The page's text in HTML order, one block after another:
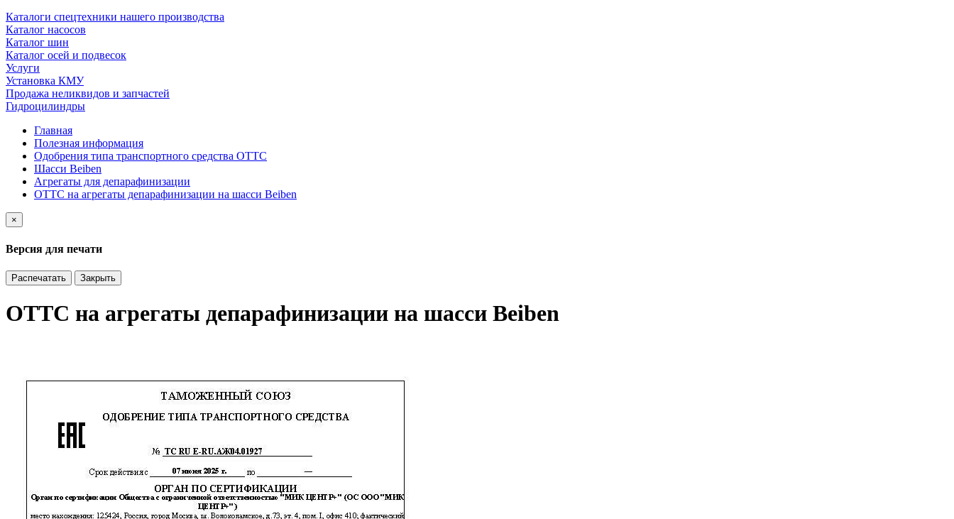
Каталоги спецтехники нашего производства
Каталог насосов
Каталог шин
Каталог осей и подвесок
Услуги
Установка КМУ
Продажа неликвидов и запчастей
Гидроцилиндры
Главная
Полезная информация
Одобрения типа транспортного средства ОТТС
Шасси Beiben
Агрегаты для депарафинизации
ОТТС на агрегаты депарафинизации на шасси Beiben
×
Версия для печати
Распечатать Закрыть
ОТТС на агрегаты депарафинизации на шасси Beiben